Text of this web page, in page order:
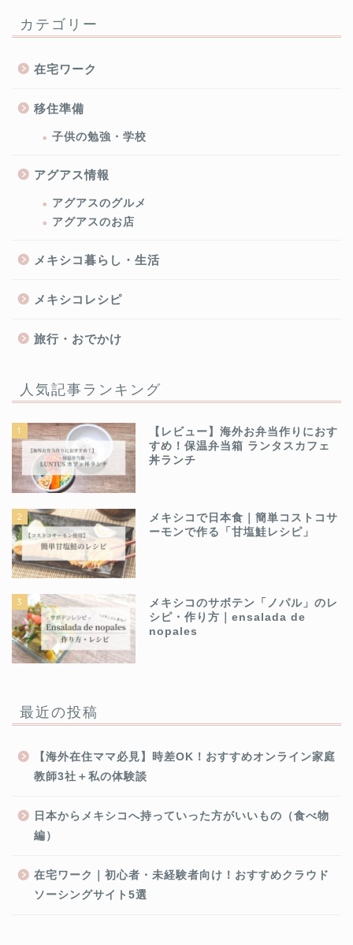
カテゴリー
在宅ワーク
移住準備
子供の勉強・学校
アグアス情報
アグアスのグルメ
アグアスのお店
メキシコ暮らし・生活
メキシコレシピ
旅行・おでかけ
人気記事ランキング
1
【レビュー】海外お弁当作りにおす
すめ！保温弁当箱 ランタスカフェ
丼ランチ
2
メキシコで日本食｜簡単コストコサ
ーモンで作る「甘塩鮭レシピ」
3
メキシコのサボテン「ノパル」のレ
シピ・作り方｜ensalada de
nopales
最近の投稿
【海外在住ママ必見】時差OK！おすすめオンライン家庭
教師3社＋私の体験談
日本からメキシコへ持っていった方がいいもの（食べ物
編）
在宅ワーク｜初心者・未経験者向け！おすすめクラウド
ソーシングサイト5選